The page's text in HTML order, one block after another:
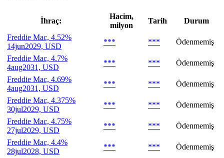
İhraç:
Hacim,
milyon
Tarih
Durum
Freddie Mac, 4.52%
14jun2029, USD
*** ***
Ödenmemiş
Freddie Mac, 4.7%
4aug2031, USD
*** ***
Ödenmemiş
Freddie Mac, 4.69%
4aug2031, USD
*** ***
Ödenmemiş
Freddie Mac, 4.375%
30jul2029, USD
*** ***
Ödenmemiş
Freddie Mac, 4.75%
27jul2029, USD
*** ***
Ödenmemiş
Freddie Mac, 4.4%
28jul2028, USD
*** ***
Ödenmemiş